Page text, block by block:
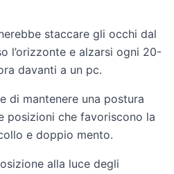
staccare gli occhi dal
l’orizzonte e alzarsi ogni 20-
davanti a un pc.
di mantenere una postura
posizioni che favoriscono la
e doppio mento.
alla luce degli